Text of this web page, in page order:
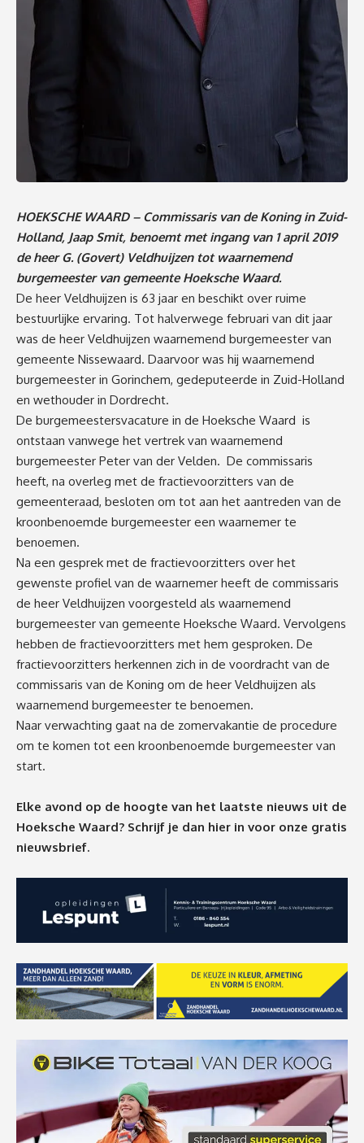
HOEKSCHE WAARD – Commissaris van de Koning in Zuid-
Holland, Jaap Smit, benoemt met ingang van 1 april 2019
de heer G. (Govert) Veldhuijzen tot waarnemend
burgemeester van gemeente Hoeksche Waard.
De heer Veldhuijzen is 63 jaar en beschikt over ruime
bestuurlijke ervaring. Tot halverwege februari van dit jaar
was de heer Veldhuijzen waarnemend burgemeester van
gemeente Nissewaard. Daarvoor was hij waarnemend
burgemeester in Gorinchem, gedeputeerde in Zuid-Holland
en wethouder in Dordrecht.
De burgemeestersvacature in de Hoeksche Waard is
ontstaan vanwege het vertrek van waarnemend
burgemeester Peter van der Velden. De commissaris
heeft, na overleg met de fractievoorzitters van de
gemeenteraad, besloten om tot aan het aantreden van de
kroonbenoemde burgemeester een waarnemer te
benoemen.
Na een gesprek met de fractievoorzitters over het
gewenste profiel van de waarnemer heeft de commissaris
de heer Veldhuijzen voorgesteld als waarnemend
burgemeester van gemeente Hoeksche Waard. Vervolgens
hebben de fractievoorzitters met hem gesproken. De
fractievoorzitters herkennen zich in de voordracht van de
commissaris van de Koning om de heer Veldhuijzen als
waarnemend burgemeester te benoemen.
Naar verwachting gaat na de zomervakantie de procedure
om te komen tot een kroonbenoemde burgemeester van
start.
Elke avond op de hoogte van het laatste nieuws uit de
Hoeksche Waard? Schrijf je dan hier in voor onze gratis
nieuwsbrief.